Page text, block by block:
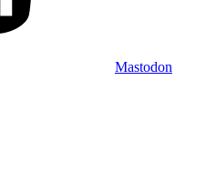
Mastodon